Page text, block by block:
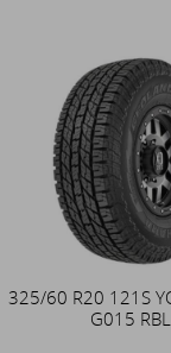
325/60 R20 121S
G015 RBL